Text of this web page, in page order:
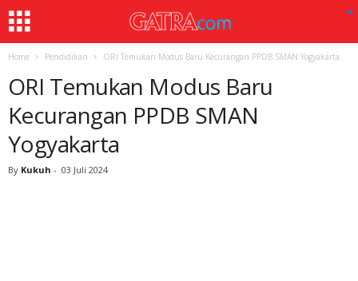
Home Pendidikan ORI Temukan Modus Baru Kecurangan PPDB SMAN Yogyakarta
ORI Temukan Modus Baru
Kecurangan PPDB SMAN
Yogyakarta
By Kukuh - 03 Juli 2024